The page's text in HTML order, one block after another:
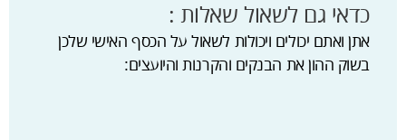
כדאי גם לשאול שאלות :
אתן ואתם יכולים ויכולות לשאול על הכסף האישי שלכן
בשוק ההון את הבנקים והקרנות והיועצים: